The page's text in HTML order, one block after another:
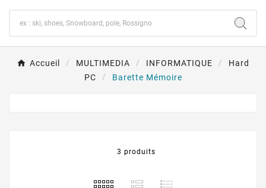
Accueil MULTIMEDIA INFORMATIQUE
Hard
PC
Barette Mémoire
3 produits